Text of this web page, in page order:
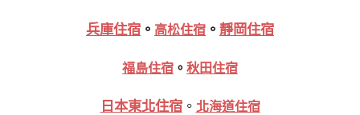
兵庫住宿 。 高松住宿 。 靜岡住宿
福島住宿 。 秋田住宿
日本東北住宿。 北海道住宿